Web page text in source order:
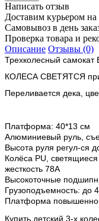
Написать отзыв
Доставим курьером
Самовывоз в день
Проверка товара и
Описание Отзывы (0)
Трехколесный самокат
КОЛЕСА СВЕТЯТСЯ при
Переливается дека,
Платформа: 40*13 см
Алюминиевый руль,
Высота руля регул-ся
Колёса PU,
жесткость 78А
Высокоточные
Грузоподъемность: до
Платформа
Купить детский 3-х